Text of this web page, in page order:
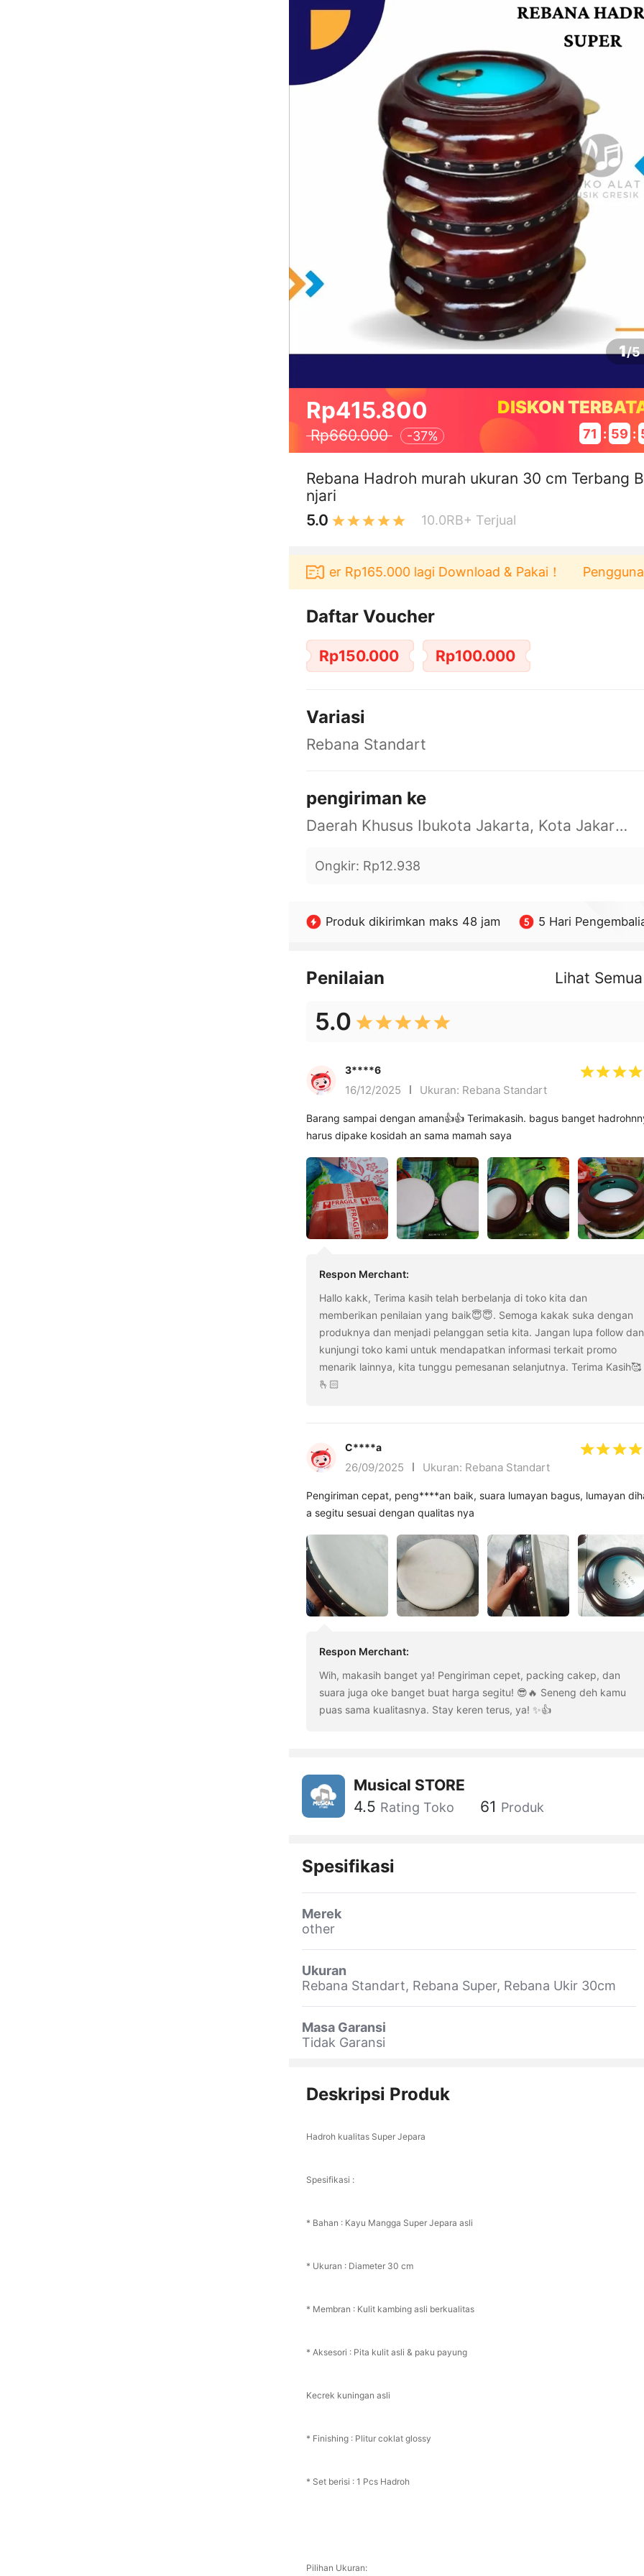
1/5
Rp415.800
Rp660.000 -37%
DISKON
71 : 59 :
Rebana Hadroh murah ukuran 30 cm Terbang
njari
5.0
10.0RB+ Terjual
berbelanja di aplikasi Akulaku bisa dapat voucher Rp165.000 lagi Download & Pakai！ Pengguna baru
Daftar Voucher
Rp150.000 Rp100.000
Variasi
Rebana Standart
pengiriman ke
Daerah Khusus Ibukota Jakarta, Kota Jakarta Barat, Cengkareng, yy
Ongkir: Rp12.938
Produk dikirimkan maks 48 jam 5 Hari
Penilaian Lihat Semua
5.0
3****6
16/12/2025 Ukuran: Rebana Standart
Barang sampai dengan aman👍👍 Terimakasih. bagus banget
harus dipake kosidah an sama mamah saya
Respon Merchant:
Hallo kakk, Terima kasih telah berbelanja di toko kita dan
memberikan penilaian yang baik😇😇. Semoga kakak suka dengan
produknya dan menjadi pelanggan setia kita. Jangan lupa follow dan
kunjungi toko kami untuk mendapatkan informasi terkait promo
menarik lainnya, kita tunggu pemesanan selanjutnya. Terima Kasih🥰
🫰🏻
C****a
26/09/2025 Ukuran: Rebana Standart
Pengiriman cepat, peng****an baik, suara lumayan bagus, lumayan
a segitu sesuai dengan qualitas nya
Respon Merchant:
Wih, makasih banget ya! Pengiriman cepet, packing cakep, dan
suara juga oke banget buat harga segitu! 😎🔥 Seneng deh kamu
puas sama kualitasnya. Stay keren terus, ya! ✨👍
Musical STORE
4.5 Rating Toko 61 Produk
Spesifikasi
Merek
other
Ukuran
Rebana Standart, Rebana Super, Rebana Ukir 30cm
Masa Garansi
Tidak Garansi
Deskripsi Produk
Hadroh kualitas Super Jepara
Spesifikasi :
* Bahan : Kayu Mangga Super Jepara asli
* Ukuran : Diameter 30 cm
* Membran : Kulit kambing asli berkualitas
* Aksesori : Pita kulit asli & paku payung
Kecrek kuningan asli
* Finishing : Plitur coklat glossy
* Set berisi : 1 Pcs Hadroh
Pilihan Ukuran: